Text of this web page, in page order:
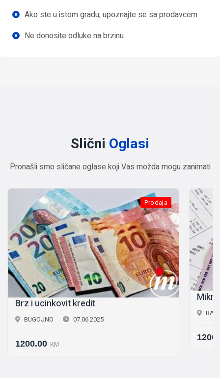
Ako ste u istom gradu, upoznajte se sa prodavcem
Ne donosite odluke na brzinu
Slični Oglasi
Pronašli smo sličane oglase koji Vas možda mogu zanimati
Prodaja
Brz i ucinkovit kredit
BUGOJNO 07.06.2025
1200.00 KM